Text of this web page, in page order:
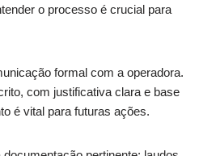
o processo é crucial para
formal com a operadora.
com justificativa clara e base
é vital para futuras ações.